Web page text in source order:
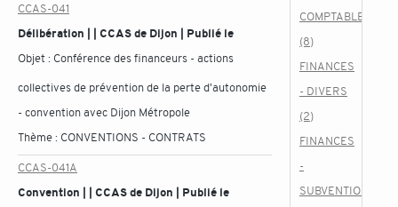
CCAS-041
Délibération | | CCAS de Dijon | Publié le
Objet : Conférence des financeurs - actions
collectives de prévention de la perte d'autonomie
- convention avec Dijon Métropole
Thème : CONVENTIONS - CONTRATS
CCAS-041A
Convention | | CCAS de Dijon | Publié le
COMPTABLES
(8)
FINANCES
- DIVERS
(2)
FINANCES
-
SUBVENTIONS